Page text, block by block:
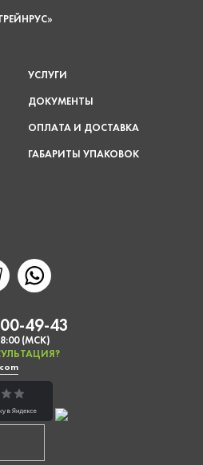
УСЛУГИ
ДОКУМЕНТЫ
ОПЛАТА И ДОСТАВКА
ГАБАРИТЫ УПАКОВОК
49-43
(МСК)